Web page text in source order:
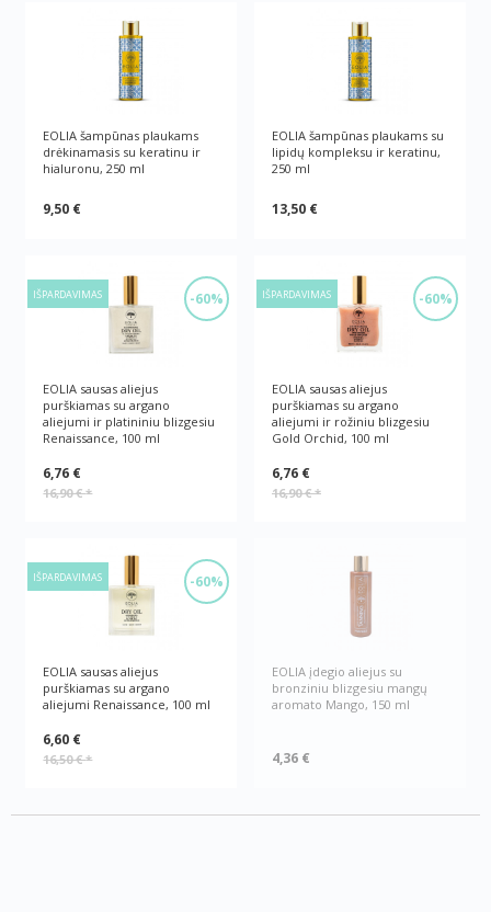
EOLIA šampūnas plaukams
drėkinamasis su keratinu ir
hialuronu, 250 ml
9,50 €
EOLIA šampūnas plaukams su
lipidų kompleksu ir keratinu,
250 ml
13,50 €
-60%
IŠPARDAVIMAS
EOLIA sausas aliejus
purškiamas su argano
aliejumi ir platininiu blizgesiu
Renaissance, 100 ml
6,76 €
16,90 €*
-60%
IŠPARDAVIMAS
EOLIA sausas aliejus
purškiamas su argano
aliejumi ir rožiniu blizgesiu
Gold Orchid, 100 ml
6,76 €
16,90 €*
-60%
IŠPARDAVIMAS
EOLIA sausas aliejus
purškiamas su argano
aliejumi Renaissance, 100 ml
6,60 €
16,50 €*
EOLIA įdegio aliejus su
bronziniu blizgesiu mangų
aromato Mango, 150 ml
4,36 €